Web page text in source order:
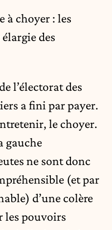
à choyer : les
des
l’électorat des
a fini par payer.
le choyer.
gauche
ne sont donc
(et par
d’une colère
les pouvoirs